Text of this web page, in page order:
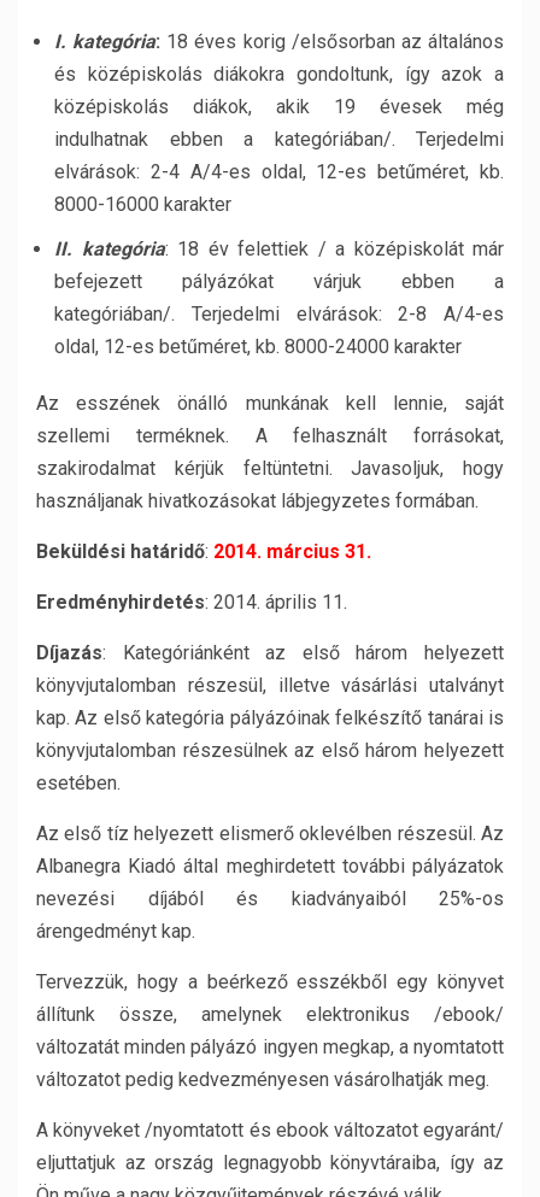
I. kategória: 18 éves korig /elsősorban az általános
és középiskolás diákokra gondoltunk, így azok a
középiskolás diákok, akik 19 évesek még
indulhatnak ebben a kategóriában/. Terjedelmi
elvárások: 2-4 A/4-es oldal, 12-es betűméret, kb.
8000-16000 karakter
II. kategória: 18 év felettiek / a középiskolát már
befejezett pályázókat várjuk ebben a
kategóriában/. Terjedelmi elvárások: 2-8 A/4-es
oldal, 12-es betűméret, kb. 8000-24000 karakter
Az esszének önálló munkának kell lennie, saját
szellemi terméknek. A felhasznált forrásokat,
szakirodalmat kérjük feltüntetni. Javasoljuk, hogy
használjanak hivatkozásokat lábjegyzetes formában.
Beküldési határidő: 2014. március 31.
Eredményhirdetés: 2014. április 11.
Díjazás: Kategóriánként az első három helyezett
könyvjutalomban részesül, illetve vásárlási utalványt
kap. Az első kategória pályázóinak felkészítő tanárai is
könyvjutalomban részesülnek az első három helyezett
esetében.
Az első tíz helyezett elismerő oklevélben részesül. Az
Albanegra Kiadó által meghirdetett további pályázatok
nevezési díjából és kiadványaiból 25%-os
árengedményt kap.
Tervezzük, hogy a beérkező esszékből egy könyvet
állítunk össze, amelynek elektronikus /ebook/
változatát minden pályázó ingyen megkap, a nyomtatott
változatot pedig kedvezményesen vásárolhatják meg.
A könyveket /nyomtatott és ebook változatot egyaránt/
eljuttatjuk az ország legnagyobb könyvtáraiba, így az